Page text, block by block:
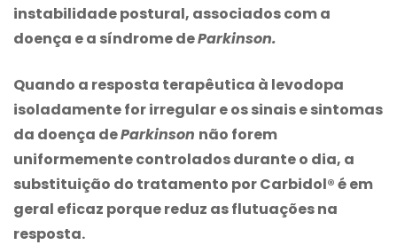
instabilidade postural, associados com a
doença e a síndrome deParkinson.
Quando a resposta terapêutica à levodopa
isoladamente for irregular e os sinais e sintomas
da doença deParkinson não forem
uniformemente controlados durante o dia, a
substituição do tratamento por Carbidol® é em
geral eficaz porque reduz as flutuações na
resposta.